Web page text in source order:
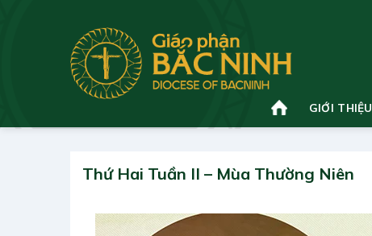
GIỚI THIỆU
Thứ Hai Tuần II – Mùa Thường Niên